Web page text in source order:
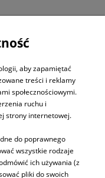
aby zapamiętać
treści i reklamy
społecznościowymi.
ruchu i
strony internetowej.
do poprawnego
wszystkie rodzaje
ich używania (z
pliki do swoich